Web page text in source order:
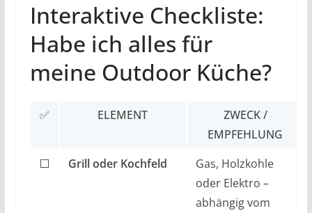
Interaktive Checkliste:
Habe ich alles für
meine Outdoor Küche?
✅ ELEMENT
ZWECK /
EMPFEHLUNG
⬜
Grill oder Kochfeld
Gas, Holzkohle
oder Elektro –
abhängig vom